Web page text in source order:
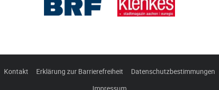
Kontakt Erklärung zur Barrierefreiheit
Datenschutzbestimmungen